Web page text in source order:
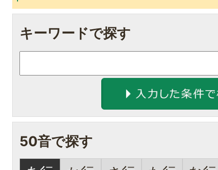
キーワードで探す
50音で探す